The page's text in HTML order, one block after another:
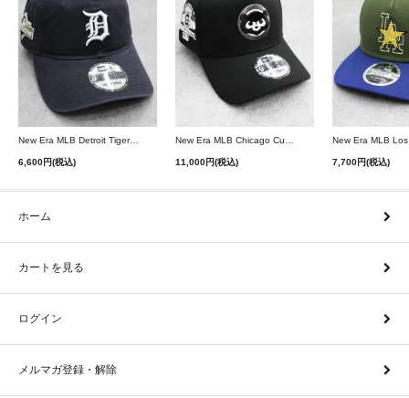
New Era MLB Detroit Tigers Postseason 9Twenty Strapback Cap - Navy
6,600円(税込) 11,000円(税込) 7,700円(税込)
ホーム
カートを見る
ログイン
メルマガ登録・解除